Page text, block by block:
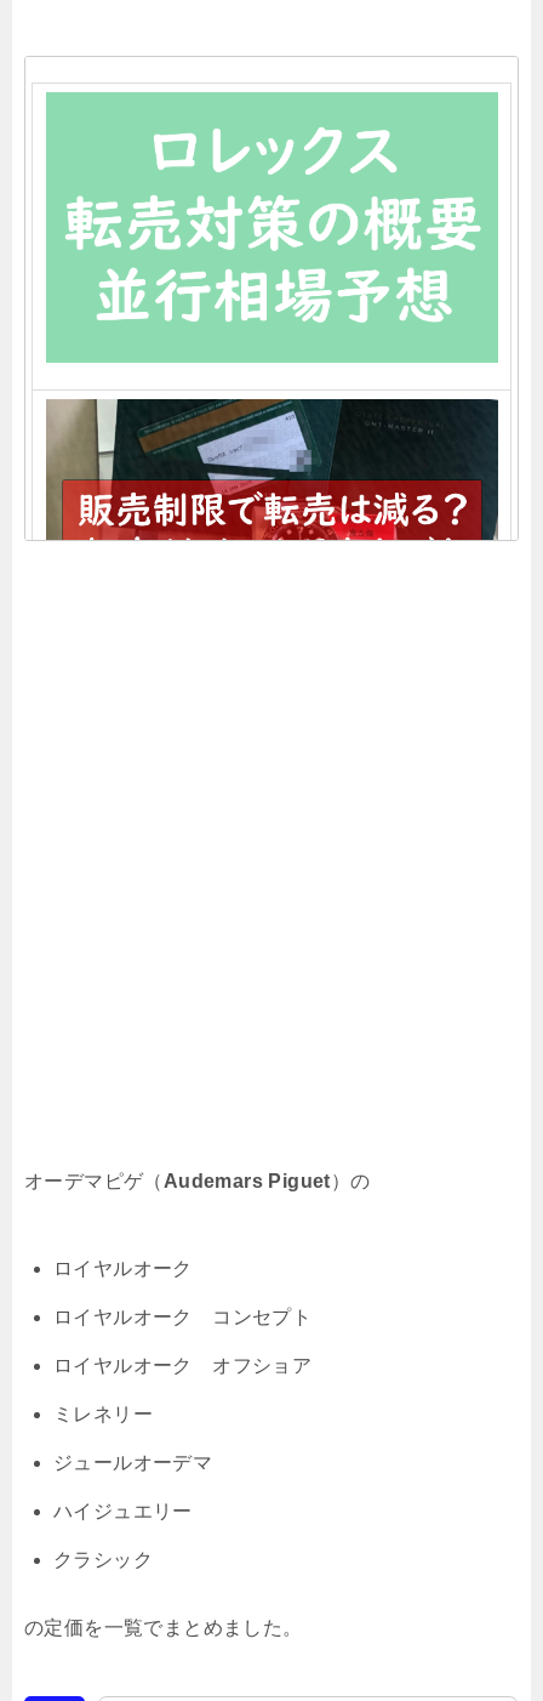
オーデマピゲ（ Audemars Piguet）の
ロイヤルオーク
ロイヤルオーク コンセプト
ロイヤルオーク オフショア
ミレネリー
ジュールオーデマ
ハイジュエリー
クラシック
の定価を一覧でまとめました。